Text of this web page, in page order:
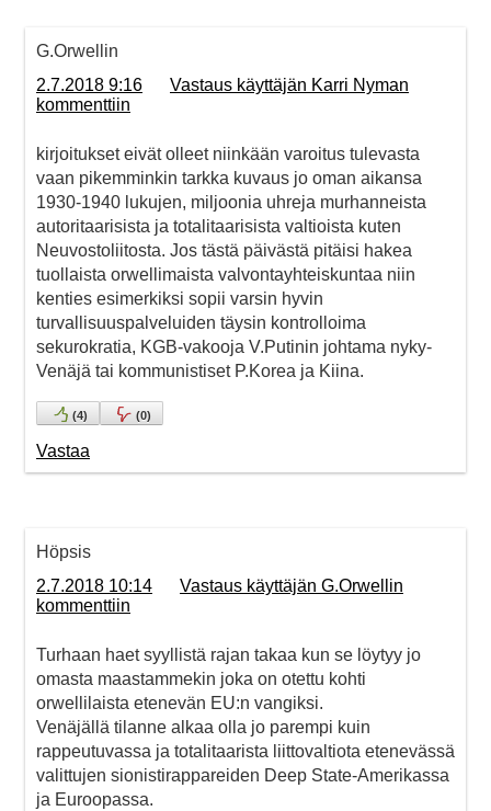
G.Orwellin
2.7.2018 9:16
Vastaus käyttäjän Karri Nyman
kommenttiin
kirjoitukset eivät olleet niinkään varoitus tulevasta
vaan pikemminkin tarkka kuvaus jo oman aikansa
1930-1940 lukujen, miljoonia uhreja murhanneista
autoritaarisista ja totalitaarisista valtioista kuten
Neuvostoliitosta. Jos tästä päivästä pitäisi hakea
tuollaista orwellimaista valvontayhteiskuntaa niin
kenties esimerkiksi sopii varsin hyvin
turvallisuuspalveluiden täysin kontrolloima
sekurokratia, KGB-vakooja V.Putinin johtama nyky-
Venäjä tai kommunistiset P.Korea ja Kiina.
(4) (0)
Vastaa
Höpsis
2.7.2018 10:14
Vastaus käyttäjän G.Orwellin
kommenttiin
Turhaan haet syyllistä rajan takaa kun se löytyy jo
omasta maastammekin joka on otettu kohti
orwellilaista etenevän EU:n vangiksi.
Venäjällä tilanne alkaa olla jo parempi kuin
rappeutuvassa ja totalitaarista liittovaltiota etenevässä
valittujen sionistirappareiden Deep State-Amerikassa
ja Euroopassa.